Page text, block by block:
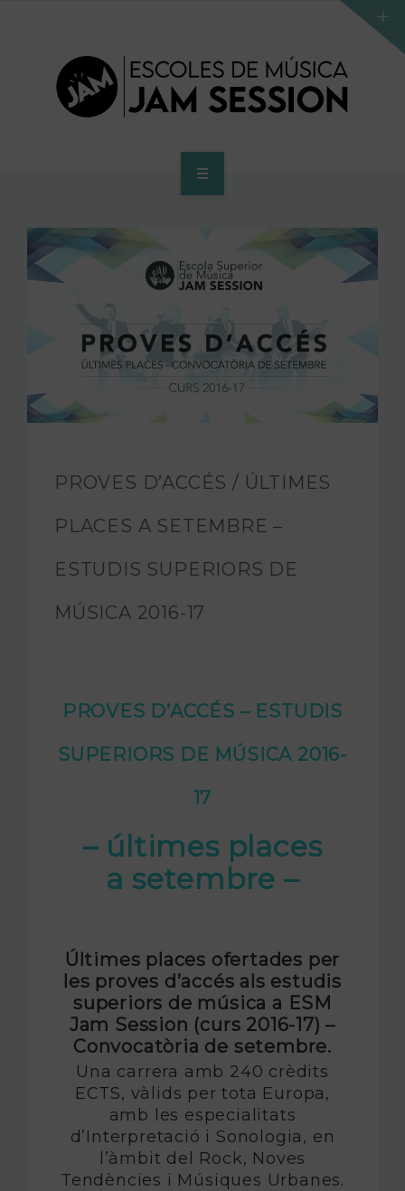
ESCOLA
CENTRE SUPERIOR
FUNDACIÓ JAM
CONTACTA’NS
PROVES D’ACCÉS / ÚLTIMES
PLACES A SETEMBRE –
ESTUDIS SUPERIORS DE
MÚSICA 2016-17
PROVES D’ACCÉS – ESTUDIS
SUPERIORS DE MÚSICA 2016-
17
– últimes places
a setembre –
Últimes places ofertades per
les proves d’accés als estudis
superiors de música a ESM
Jam Session (curs 2016-17) –
Convocatòria de setembre.
Una carrera amb 240 crèdits
ECTS, vàlids per tota Europa,
amb les especialitats
d’Interpretació i Sonologia, en
l’àmbit del Rock, Noves
Tendències i Músiques Urbanes.